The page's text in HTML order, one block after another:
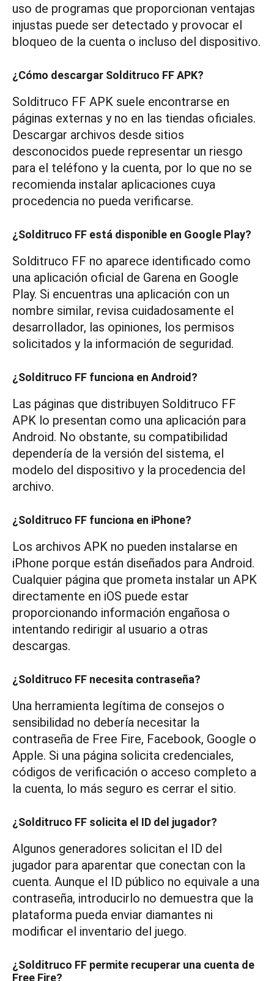
uso de programas que proporcionan ventajas
injustas puede ser detectado y provocar el
bloqueo de la cuenta o incluso del dispositivo.
¿Cómo descargar Solditruco FF APK?
Solditruco FF APK suele encontrarse en
páginas externas y no en las tiendas oficiales.
Descargar archivos desde sitios
desconocidos puede representar un riesgo
para el teléfono y la cuenta, por lo que no se
recomienda instalar aplicaciones cuya
procedencia no pueda verificarse.
¿Solditruco FF está disponible en Google Play?
Solditruco FF no aparece identificado como
una aplicación oficial de Garena en Google
Play. Si encuentras una aplicación con un
nombre similar, revisa cuidadosamente el
desarrollador, las opiniones, los permisos
solicitados y la información de seguridad.
¿Solditruco FF funciona en Android?
Las páginas que distribuyen Solditruco FF
APK lo presentan como una aplicación para
Android. No obstante, su compatibilidad
dependería de la versión del sistema, el
modelo del dispositivo y la procedencia del
archivo.
¿Solditruco FF funciona en iPhone?
Los archivos APK no pueden instalarse en
iPhone porque están diseñados para Android.
Cualquier página que prometa instalar un APK
directamente en iOS puede estar
proporcionando información engañosa o
intentando redirigir al usuario a otras
descargas.
¿Solditruco FF necesita contraseña?
Una herramienta legítima de consejos o
sensibilidad no debería necesitar la
contraseña de Free Fire, Facebook, Google o
Apple. Si una página solicita credenciales,
códigos de verificación o acceso completo a
la cuenta, lo más seguro es cerrar el sitio.
¿Solditruco FF solicita el ID del jugador?
Algunos generadores solicitan el ID del
jugador para aparentar que conectan con la
cuenta. Aunque el ID público no equivale a una
contraseña, introducirlo no demuestra que la
plataforma pueda enviar diamantes ni
modificar el inventario del juego.
¿Solditruco FF permite recuperar una cuenta de
Free Fire?